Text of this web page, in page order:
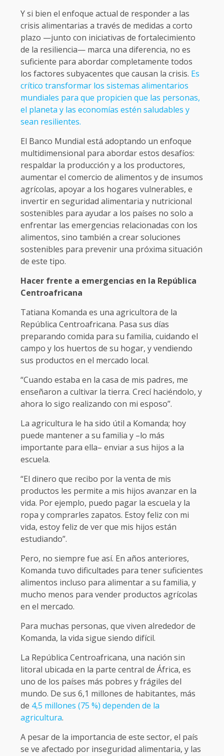
Y si bien el enfoque actual de responder a las
crisis alimentarias a través de medidas a corto
plazo —junto con iniciativas de fortalecimiento
de la resiliencia— marca una diferencia, no es
suficiente para abordar completamente todos
los factores subyacentes que causan la crisis. Es
crítico transformar los sistemas alimentarios
mundiales para que propicien que las personas,
el planeta y las economías estén saludables y
sean resilientes.
El Banco Mundial está adoptando un enfoque
multidimensional para abordar estos desafíos:
respaldar la producción y a los productores,
aumentar el comercio de alimentos y de insumos
agrícolas, apoyar a los hogares vulnerables, e
invertir en seguridad alimentaria y nutricional
sostenibles para ayudar a los países no solo a
enfrentar las emergencias relacionadas con los
alimentos, sino también a crear soluciones
sostenibles para prevenir una próxima situación
de este tipo.
Hacer frente a emergencias en la República
Centroafricana
Tatiana Komanda es una agricultora de la
República Centroafricana. Pasa sus días
preparando comida para su familia, cuidando el
campo y los huertos de su hogar, y vendiendo
sus productos en el mercado local.
“Cuando estaba en la casa de mis padres, me
enseñaron a cultivar la tierra. Crecí haciéndolo, y
ahora lo sigo realizando con mi esposo”.
La agricultura le ha sido útil a Komanda; hoy
puede mantener a su familia y –lo más
importante para ella– enviar a sus hijos a la
escuela.
“El dinero que recibo por la venta de mis
productos les permite a mis hijos avanzar en la
vida. Por ejemplo, puedo pagar la escuela y la
ropa y comprarles zapatos. Estoy feliz con mi
vida, estoy feliz de ver que mis hijos están
estudiando”.
Pero, no siempre fue así. En años anteriores,
Komanda tuvo dificultades para tener suficientes
alimentos incluso para alimentar a su familia, y
mucho menos para vender productos agrícolas
en el mercado.
Para muchas personas, que viven alrededor de
Komanda, la vida sigue siendo difícil.
La República Centroafricana, una nación sin
litoral ubicada en la parte central de África, es
uno de los países más pobres y frágiles del
mundo. De sus 6,1 millones de habitantes, más
de 4,5 millones (75 %) dependen de la
agricultura.
A pesar de la importancia de este sector, el país
se ve afectado por inseguridad alimentaria, y las